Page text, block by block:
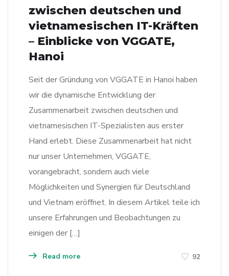
zwischen deutschen und
vietnamesischen IT-Kräften
– Einblicke von VGGATE,
Hanoi
Seit der Gründung von VGGATE in Hanoi haben
wir die dynamische Entwicklung der
Zusammenarbeit zwischen deutschen und
vietnamesischen IT-Spezialisten aus erster
Hand erlebt. Diese Zusammenarbeit hat nicht
nur unser Unternehmen, VGGATE,
vorangebracht, sondern auch viele
Möglichkeiten und Synergien für Deutschland
und Vietnam eröffnet. In diesem Artikel teile ich
unsere Erfahrungen und Beobachtungen zu
einigen der […]
Read more 92